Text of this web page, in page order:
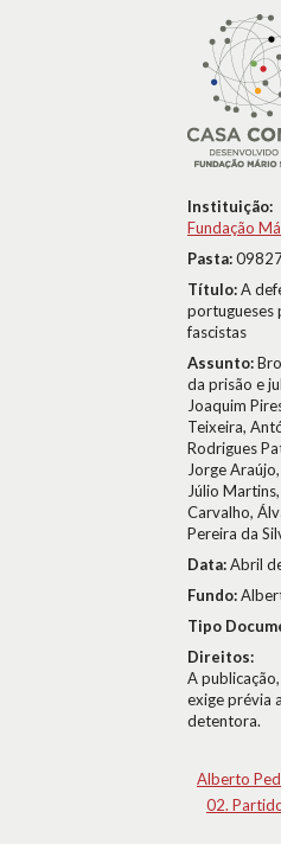
Instituição:
Fundação
Pasta:
Título:A
portugueses
fascistas
Assunto:
da prisão e
Joaquim
Teixeira,
Rodrigues
Jorge
Júlio
Carvalho,
Pereira da
Data:Abril
Fundo:
Tipo
Direitos:
A
exige prévia
detentora.
Alberto
02.